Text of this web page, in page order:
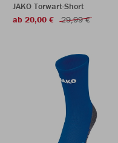
JAKO Torwart-Short
ab 20,00 €
29,99 €